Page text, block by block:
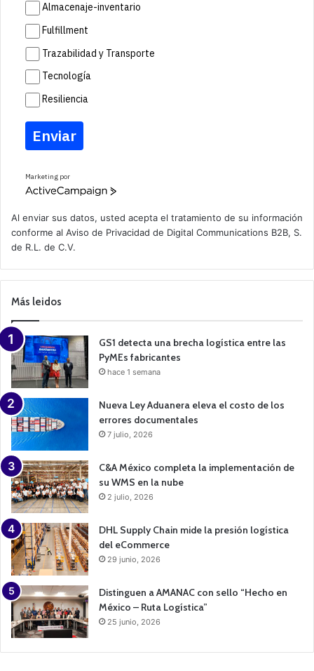
Almacenaje-inventario
Fulfillment
Trazabilidad y Transporte
Tecnología
Resiliencia
Enviar
Marketing por
A
v
e
a
m
a
n
Al enviar sus datos, usted acepta el tratamiento de su información
conforme al Aviso de Privacidad de Digital Communications B2B, S.
de R.L. de C.V.
Más leidos
GS1 detecta una brecha logística entre las
PyMEs fabricantes
hace 1 semana
Nueva Ley Aduanera eleva el costo de los
errores documentales
7 julio, 2026
C&A México completa la implementación de
su WMS en la nube
2 julio, 2026
DHL Supply Chain mide la presión logística
del eCommerce
29 junio, 2026
Distinguen a AMANAC con sello “Hecho en
México – Ruta Logística”
25 junio, 2026